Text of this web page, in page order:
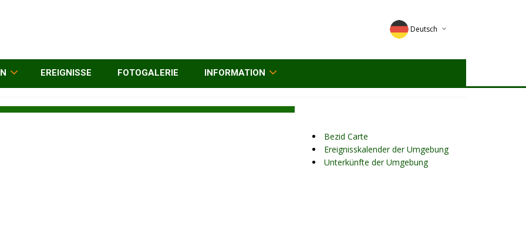
Deutsch
English
EREIGNISSE FOTOGALERIE INFORMATION
Bezid Carte
Ereignisskalender der Umgebung
Unterkünfte der Umgebung